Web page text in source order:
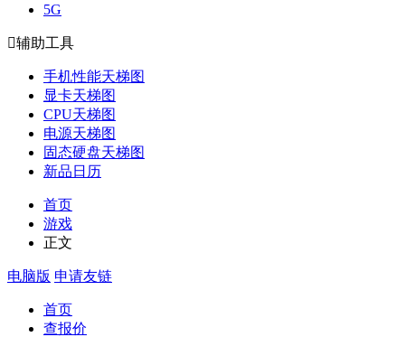
5G
辅助工具
手机性能天梯图
显卡天梯图
CPU天梯图
电源天梯图
固态硬盘天梯图
新品日历
首页
游戏
正文
电脑版 申请友链
首页
查报价